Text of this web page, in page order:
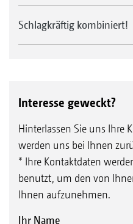
Schlagkräftig kombiniert!
Interesse geweckt?
Hinterlassen Sie uns Ihre
werden uns bei Ihnen
* Ihre Kontaktdaten
benutzt, um den von
Ihnen aufzunehmen.
Ihr Name